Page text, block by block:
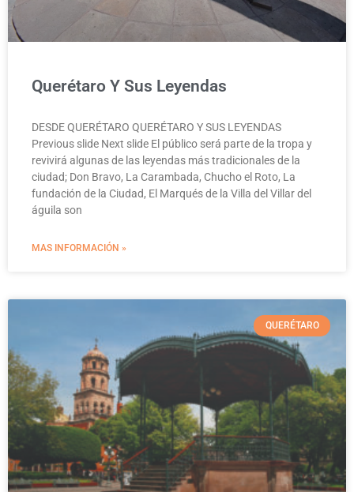
Querétaro Y Sus Leyendas
DESDE QUERÉTARO QUERÉTARO Y SUS LEYENDAS
Previous slide Next slide El público será parte de la tropa y
revivirá algunas de las leyendas más tradicionales de la
ciudad; Don Bravo, La Carambada, Chucho el Roto, La
fundación de la Ciudad, El Marqués de la Villa del Villar del
águila son
MAS INFORMACIÓN »
QUERÉTARO